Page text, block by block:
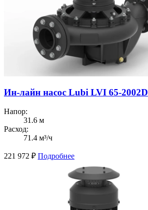
Ин-лайн насос Lubi LVI 65-2002D
Напор:
31.6 м
Расход:
71.4 м³/ч
221 972 ₽ Подробнее